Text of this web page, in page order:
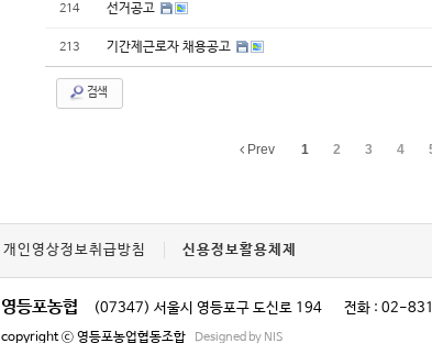
214 선거공고
213 기간제근로자 채용공고
검색
Prev 1 2 3 4
개인영상정보취급방침 신용정보활용체제
영등포농협 (07347) 서울시 영등포구 도신로 194 전화 : 02-
copyright ⓒ 영등포농업협동조합 Designed by NIS